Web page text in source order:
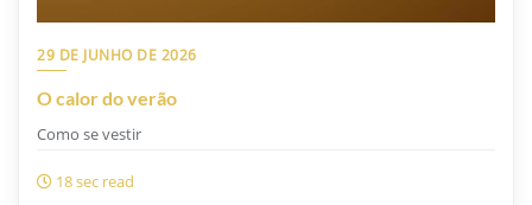
29 DE JUNHO DE 2026
O calor do verão
Como se vestir
18 sec read